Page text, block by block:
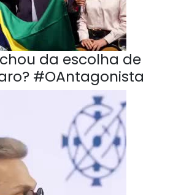
da escolha de
#OAntagonista